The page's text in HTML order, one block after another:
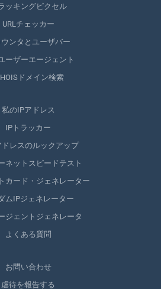
ッキングピクセル
URLチェッカー
ウンタとユーザバー
ーザーエージェント
ドメイン検索
私のIPアドレス
IPトラッカー
ドレスのルックアップ
ネットスピードテスト
カード・ジェネレーター
ムIPジェネレーター
ジェントジェネレータ
よくある質問
お問い合わせ
虐待を報告する